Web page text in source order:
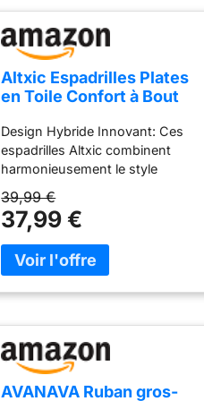
Altxic Espadrilles Plates
en Toile Confort à Bout
Profond 42 EU
Design Hybride Innovant: Ces
espadrilles Altxic combinent
harmonieusement le style
confort léger et aéré des
espadrilles traditionnelles,
créant une chaussure
polyvalente parfaite pour toutes
Confort et style: La semelle en
ajustement personnalisé avec
une empeigne en toile
respirante, classique et
39,99 €
37,99 €
AVANAVA Ruban gros-